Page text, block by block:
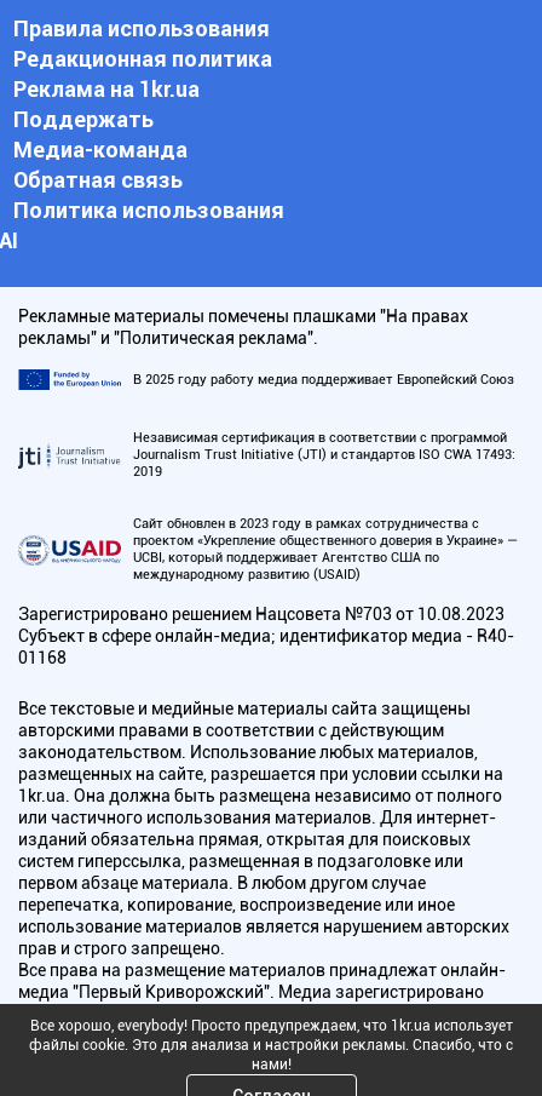
Правила использования
Редакционная политика
Реклама на 1kr.ua
Поддержать
Медиа-команда
Обратная связь
Политика использования
АI
Рекламные материалы помечены плашками "На правах
рекламы" и "Политическая реклама".
В 2025 году работу медиа поддерживает Европейский Союз
Независимая сертификация в соответствии с программой
Journalism Trust Initiative (JTI) и стандартов ISO CWA 17493:
2019
Сайт обновлен в 2023 году в рамках сотрудничества с
проектом «Укрепление общественного доверия в Украине» —
UCBI, который поддерживает Агентство США по
международному развитию (USAID)
Зарегистрировано решением Нацсовета №703 от 10.08.2023
Субъект в сфере онлайн-медиа; идентификатор медиа - R40-
01168
Все текстовые и медийные материалы сайта защищены
авторскими правами в соответствии с действующим
законодательством. Использование любых материалов,
размещенных на сайте, разрешается при условии ссылки на
1kr.ua. Она должна быть размещена независимо от полного
или частичного использования материалов. Для интернет-
изданий обязательна прямая, открытая для поисковых
систем гиперссылка, размещенная в подзаголовке или
первом абзаце материала. В любом другом случае
перепечатка, копирование, воспроизведение или иное
использование материалов является нарушением авторских
прав и строго запрещено.
Все права на размещение материалов принадлежат онлайн-
медиа "Первый Криворожский". Медиа зарегистрировано
радиовещания.
Copyright © 2010 - 2026 Все права защищены
Все хорошо, everybody! Просто предупреждаем, что 1kr.ua использует
файлы cookie. Это для анализа и настройки рекламы. Спасибо, что с
нами!